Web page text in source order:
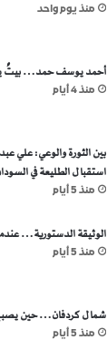
منذ يوم واحد
أحمد يوسف حمد… بيتٌ
منذ 4 أيام
بين الثورة والوعي: علي
استقبال
منذ 5 أيام
الوثيقة الدستورية… عندما
منذ 5 أيام
شمال كردفان… حين يصبح
منذ 5 أيام